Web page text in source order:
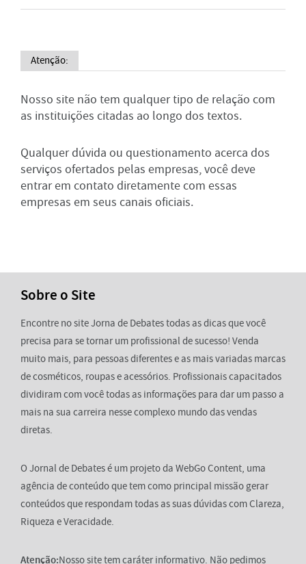
Atenção:
Nosso site não tem qualquer tipo de relação com
as instituições citadas ao longo dos textos.
Qualquer dúvida ou questionamento acerca dos
serviços ofertados pelas empresas, você deve
entrar em contato diretamente com essas
empresas em seus canais oficiais.
Sobre o Site
Encontre no site Jorna de Debates todas as dicas que você
precisa para se tornar um profissional de sucesso! Venda
muito mais, para pessoas diferentes e as mais variadas marcas
de cosméticos, roupas e acessórios. Profissionais capacitados
dividiram com você todas as informações para dar um passo a
mais na sua carreira nesse complexo mundo das vendas
diretas.
O Jornal de Debates é um projeto da WebGo Content, uma
agência de conteúdo que tem como principal missão gerar
conteúdos que respondam todas as suas dúvidas com Clareza,
Riqueza e Veracidade.
Atenção:Nosso site tem caráter informativo. Não pedimos